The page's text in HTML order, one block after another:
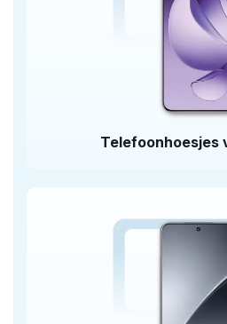
Telefoonhoesjes